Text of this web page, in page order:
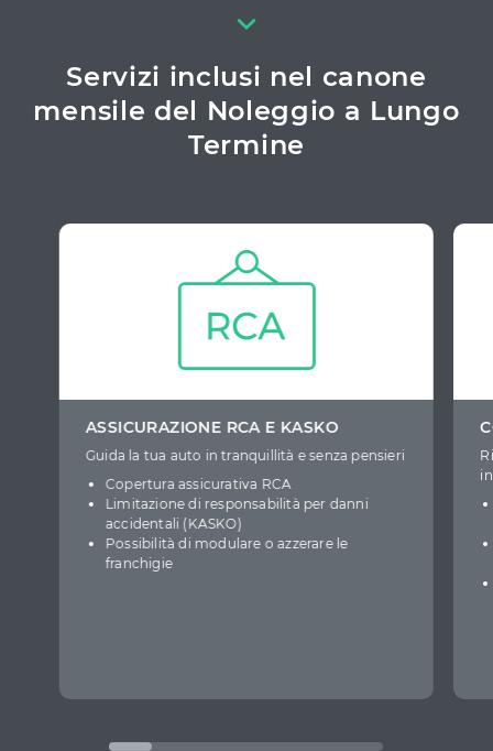
Servizi inclusi nel canone
mensile del Noleggio a Lungo
Termine
ASSICURAZIONE RCA E KASKO
Guida la tua auto in tranquillità e senza pensieri
Copertura assicurativa RCA
Limitazione di responsabilità per danni
accidentali (KASKO)
Possibilità di modulare o azzerare le
franchigie